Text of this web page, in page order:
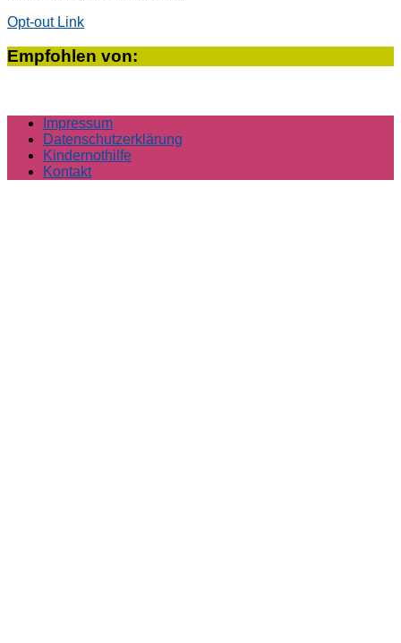
Opt-out Link
Empfohlen von:
Impressum
Datenschutzerklärung
Kindernothilfe
Kontakt